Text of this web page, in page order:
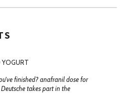
YOGURT
finished? anafranil dose for
takes part in the